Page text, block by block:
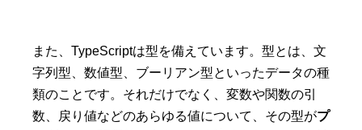
また、TypeScriptは型を備えています。型とは、文
字列型、数値型、ブーリアン型といったデータの種
類のことです。それだけでなく、変数や関数の引
数、戻り値などのあらゆる値について、その型がプ